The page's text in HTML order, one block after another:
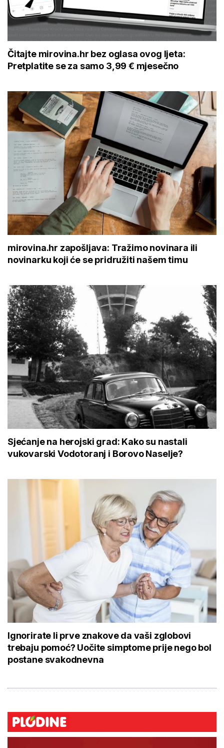
Čitajte mirovina.hr bez oglasa ovog ljeta:
Pretplatite se za samo 3,99 € mjesečno
mirovina.hr zapošljava: Tražimo novinara ili
novinarku koji će se pridružiti našem timu
Sjećanje na herojski grad: Kako su nastali
vukovarski Vodotoranj i Borovo Naselje?
Ignorirate li prve znakove da vaši zglobovi trebaju
pomoć? Uočite simptome prije nego bol postane
svakodnevna